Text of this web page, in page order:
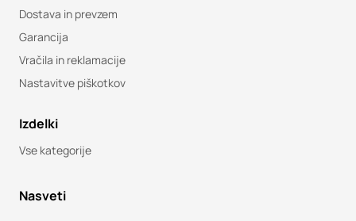
Dostava in prevzem
Garancija
Vračila in reklamacije
Nastavitve piškotkov
Izdelki
Vse kategorije
Nasveti